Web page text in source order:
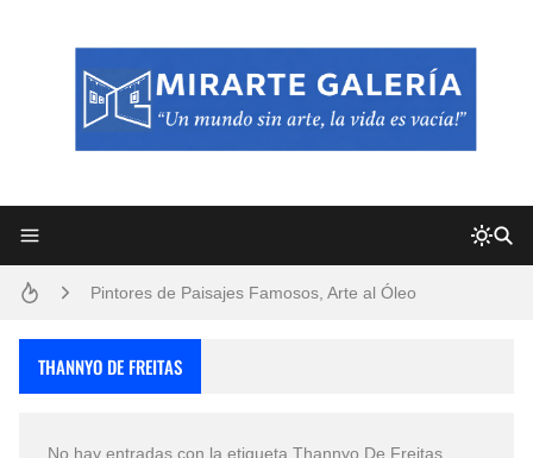
Pintores de Paisajes Famosos, Arte al Óleo
THANNYO DE FREITAS
No hay entradas con la etiqueta Thannyo De Freitas